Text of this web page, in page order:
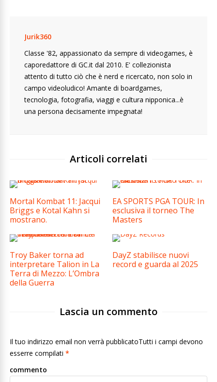
Jurik360
Classe '82, appassionato da sempre di videogames, è
caporedattore di GC.it dal 2010. E' collezionista
attento di tutto ciò che è nerd e ricercato, non solo in
campo videoludico! Amante di boardgames,
tecnologia, fotografia, viaggi e cultura nipponica...è
una persona decisamente impegnata!
Articoli correlati
Mortal Kombat 11: Jacqui
Briggs e Kotal Kahn si
mostrano.
EA SPORTS PGA TOUR: In
esclusiva il torneo The
Masters
Troy Baker torna ad
interpretare Talion in La
Terra di Mezzo: L’Ombra
della Guerra
DayZ stabilisce nuovi
record e guarda al 2025
Lascia un commento
Il tuo indirizzo email non verrà pubblicatoTutti i campi devono
esserre compilati *
commento